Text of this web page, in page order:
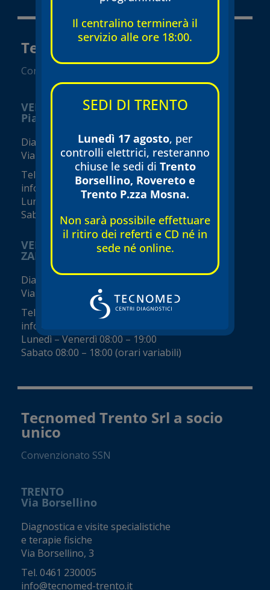
Tecnomed Verona Srl
Convenzionato SSN
VERONA
Piazza Isolo
Diagnostica e visite specialistiche
Via Seghe San Tomaso, 17
Tel.
045 8002248
info@tecnomed-verona.it
Lunedì – Venerdì 08:00 – 19:00
Sabato 08:00 – 16:00 (orari variabili)
VERONA
ZAI - Viale del Commercio
Diagnostica e visite specialistiche
Viale del Commercio, 14 (Zai)
Tel.
045 8002248
info@tecnomed-verona.it
Lunedì – Venerdì 08:00 – 19:00
Sabato 08:00 – 18:00 (orari variabili)
Tecnomed Trento Srl a socio
unico
Convenzionato SSN
TRENTO
Via Borsellino
Diagnostica e visite specialistiche
e terapie fisiche
Via Borsellino, 3
Tel. 0461 230005
info@tecnomed-trento.it
Il centralino terminerà il
servizio alle ore 18:00.
SEDI DI TRENTO
Lunedì 17 agosto, per
controlli elettrici, resteranno
chiuse le sedi di Trento
Borsellino, Rovereto e
Trento P.zza Mosna.
Non sarà possibile effettuare
il ritiro dei referti e CD né in
sede né online.